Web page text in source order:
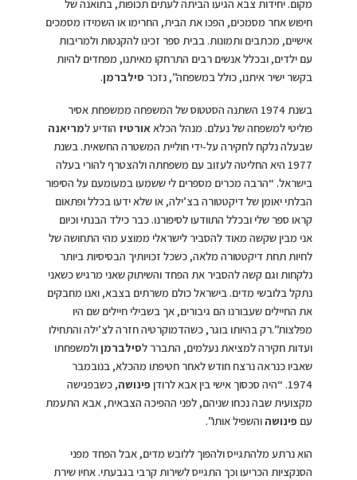
מקום. יחידות צבא הגיעו הביתה לעתים תכופות, בתואנה של
חיפוש אחר מסמכים, הפכו את הבית, החרימו או השמידו מסמכים
אישיים, מכתבים ותמונות. בבית ספר זכינו להקנטות ולמריבות
עם ילדים, ובכלל אנשים רבים התרחקו מאיתנו, מפחדים להיות
בקשר ישיר איתנו, כולל במשפחה”, נזכר סילברמן.
בשנת 1974 השתנה הסטטוס של המשפחה ממשפחת אסיר
פוליטי למשפחה של נעלם. מנהל הכלא אורטיז הודיע למריאנה
שבעלה נלקח לחקירה על-ידי חוליית המשטרה החשאית. בשנת
1977 היא החליטה לעזוב עם משפחתה ולהצטרף להורי בעלה
בישראל. “הרבה מכרים מספרים לי ששמעו במעומעם על הסיפור
הבלתי יאומן של דיקטטורה בצ’ילה, או שלא ידעו בכלל ופתאום
קראו ספר שלי ובכלל התוודעו לסיפורנו. כבר כילד הבנתי וכיום
אני מבין שקשה מאוד להסביר לישראלי ממוצע מהי התחושה של
לחיות תחת דיקטטורה מלאה, כשכל זכויותיך הבסיסיות ביותר
נלקחות וגם קשה להסביר את הפחד והשיתוק שאני מרגיש כשאני
נתקל בלובשי מדים. בישראל כולם משרתים בצבא, ואנו מחבקים
את החיילים שעבורנו הם גיבורים, אך בשבילי חיילים שם היו
מפלצות”.רק בהיותו בוגר, כשהדמוקרטיה חזרה לצ’ילה והתחילו
ועדות חקירה למציאת נעלמים, התברר לסילברמן ולמשפחתו
שאביו כנראה נרצח חודש לאחר חטיפתו מהכלא, בנובמבר
1974. “היה סכסוך אישי בין אבא לרודן
פינושה, כשבפגישה
מקצועית שבה נכחו שניהם, לפני ההפיכה הצבאית, אבא התעמת
עם פינושה והשפיל אותו”.
הוא נרתע מלהתגייס ולהפוך ללובש מדים, אבל הפחד מפני
הסנקציות הכריעו וכך התגייס לשירות קרבי בגבעתי. אחיו שירת